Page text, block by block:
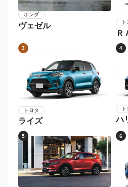
ホンダ
ヴェゼル
Ｒ
3
トヨタ
ライズ
4
ハ
5 6